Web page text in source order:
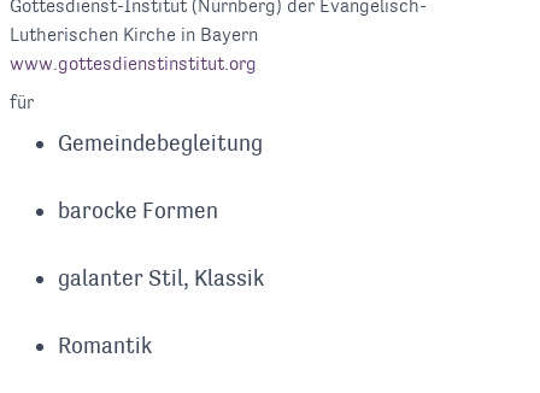
Gottesdienst-Institut (Nürnberg) der Evangelisch-
Lutherischen Kirche in Bayern
www.gottesdienstinstitut.org
für
Gemeindebegleitung
barocke Formen
galanter Stil, Klassik
Romantik